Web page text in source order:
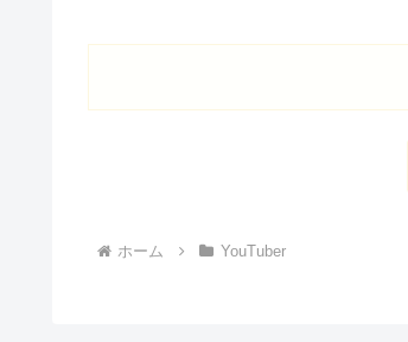
ホーム YouTuber